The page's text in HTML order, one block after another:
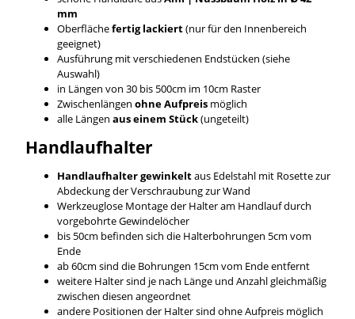
mm
Oberflächefertig lackiert(nur für den Innenbereich
geeignet)
Ausführung mit verschiedenen Endstücken (siehe
Auswahl)
in Längen von 30 bis 500cm im 10cm Raster
Zwischenlängen ohne Aufpreis möglich
alle Längen aus einem Stück(ungeteilt)
Handlaufhalter
Handlaufhalter gewinkeltaus Edelstahl mit Rosette zur
Abdeckung der Verschraubung zur Wand
Werkzeuglose Montage der Halter am Handlauf durch
vorgebohrte Gewindelöcher
bis 50cm befinden sich die Halterbohrungen 5cm vom
Ende
ab 60cm sind die Bohrungen 15cm vom Ende entfernt
weitere Halter sind je nach Länge und Anzahl gleichmäßig
zwischen diesen angeordnet
andere Positionen der Halter sind ohne Aufpreis möglich